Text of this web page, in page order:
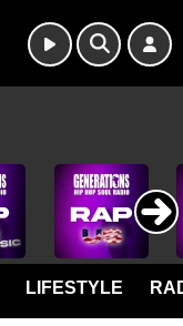
LIFESTYLE